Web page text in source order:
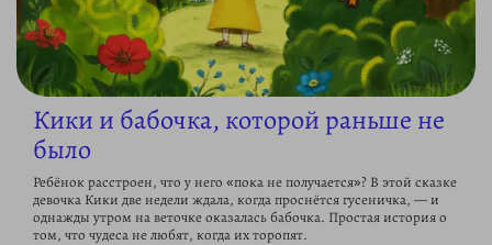
Кики и бабочка, которой раньше не
было
Ребёнок расстроен, что у него «пока не получается»? В этой сказке
девочка Кики две недели ждала, когда проснётся гусеничка, — и
однажды утром на веточке оказалась бабочка. Простая история о
том, что чудеса не любят, когда их торопят.